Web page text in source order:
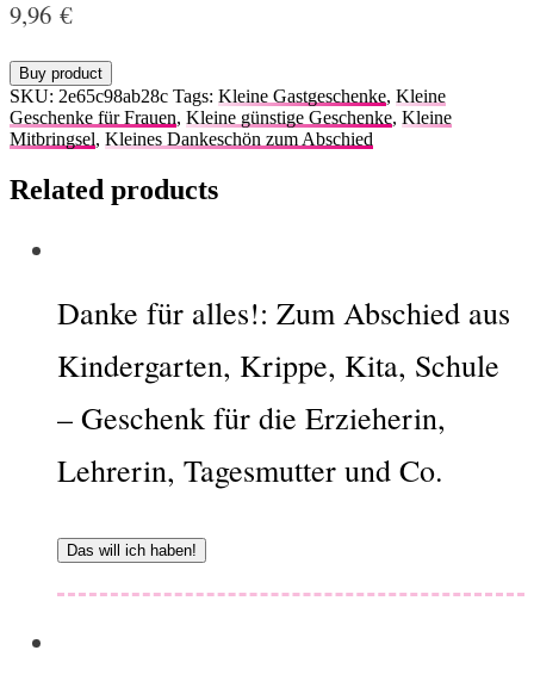
9,96 €
Buy product
SKU: 2e65c98ab28c Tags: Kleine Gastgeschenke, Kleine
Geschenke für Frauen, Kleine günstige Geschenke, Kleine
Mitbringsel, Kleines Dankeschön zum Abschied
Related products
Danke für alles!: Zum Abschied aus
Kindergarten, Krippe, Kita, Schule
– Geschenk für die Erzieherin,
Lehrerin, Tagesmutter und Co.
Das will ich haben!